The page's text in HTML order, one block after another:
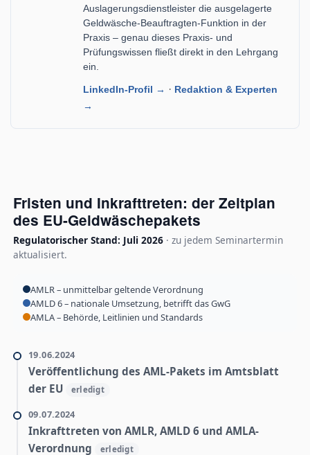
Auslagerungsdienstleister die ausgelagerte
Geldwäsche-Beauftragten-Funktion in der
Praxis – genau dieses Praxis- und
Prüfungswissen fließt direkt in den Lehrgang
ein.
LinkedIn-Profil → · Redaktion & Experten
→
Fristen und Inkrafttreten: der Zeitplan
des EU-Geldwäschepakets
Regulatorischer Stand: Juli 2026 · zu jedem Seminartermin
aktualisiert.
AMLR – unmittelbar geltende Verordnung
AMLD 6 – nationale Umsetzung, betrifft das GwG
AMLA – Behörde, Leitlinien und Standards
19.06.2024
Veröffentlichung des AML-Pakets im Amtsblatt
der EU
erledigt
09.07.2024
Inkrafttreten von AMLR, AMLD 6 und AMLA-
Verordnung
erledigt